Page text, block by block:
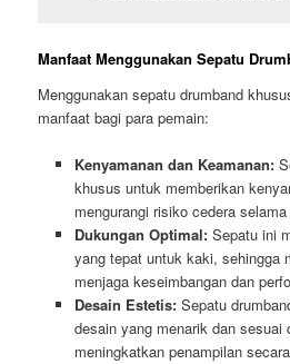
Manfaat Menggunakan Sepatu
Menggunakan sepatu drumband
manfaat bagi para pemain:
Kenyamanan dan Keamanan:
khusus untuk memberikan
mengurangi risiko cedera
Dukungan Optimal:Sepatu ini
yang tepat untuk kaki, sehingga
menjaga keseimbangan dan
Desain Estetis:Sepatu
desain yang menarik dan sesuai
meningkatkan penampilan